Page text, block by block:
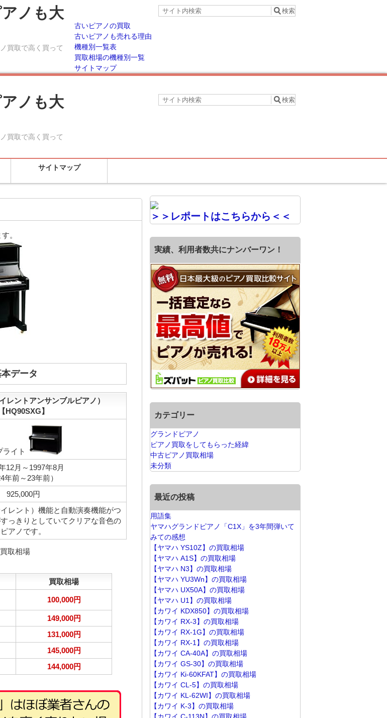
ノも大
買取で高く買って
古いピアノの買取
古いピアノも売れる理由
機種別一覧表
買取相場の機種別一覧
サイトマップ
ノも大
買取で高く買って
サイトマップ
。
データ
レントアンサンブルピアノ）
【HQ90SXG】
ライト
12月～1997年8月
年前～23年前）
925,000円
レント）機能と自動演奏機能がつ
っきりとしていてクリアな音色の
ピアノです。
取相場
買取相場
100,000円
149,000円
131,000円
145,000円
144,000円
＞＞レポートはこちらから＜＜
実績、利用者数共にナンバーワン！
カテゴリー
グランドピアノ
ピアノ買取をしてもらった経緯
中古ピアノ買取相場
未分類
最近の投稿
用語集
ヤマハグランドピアノ「C1X」を3年間弾いて
みての感想
【ヤマハ YS10Z】の買取相場
【ヤマハ A1S】の買取相場
【ヤマハ N3】の買取相場
【ヤマハ YU3Wn】の買取相場
【ヤマハ UX50A】の買取相場
【ヤマハ U1】の買取相場
【カワイ KDX850】の買取相場
【カワイ RX-3】の買取相場
【カワイ RX-1G】の買取相場
【カワイ RX-1】の買取相場
【カワイ CA-40A】の買取相場
【カワイ GS-30】の買取相場
【カワイ Ki-60KFAT】の買取相場
【カワイ CL-5】の買取相場
【カワイ KL-62WI】の買取相場
【カワイ K-3】の買取相場